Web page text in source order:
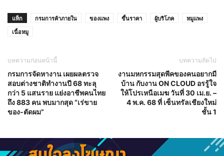
แท็ก กรมการค้าภายใน ของแพง ขึ้นราคา ผู้บริโภค
หมูแพง
เนื้อหมู
บทความก่อนหน้านี้
กรมการจัดหางาน เผยผลตรวจ
สอบต่างชาติทำงานปี 68 ทะลุ
กว่า 5 แสนราย แย่งอาชีพคนไทย
ถึง 883 คน พบมากสุด “เร่ขาย
ของ-ตัดผม”
บทความถัดไป
งานมหกรรมสุดพีคของคนอยากมี
บ้าน กับงาน ON CLOUD อรรู้ใจ
ให้โปรเหนือเมฆ วันที่ 30 เม.ย. –
4 พ.ค. 68 ที่ เซ็นทรัลเชียงใหม่
ชั้น 1